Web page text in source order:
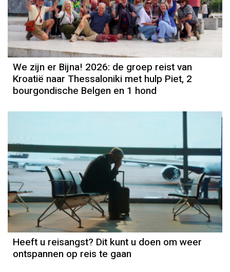
We zijn er Bijna! 2026: de groep reist van
Kroatië naar Thessaloniki met hulp Piet, 2
bourgondische Belgen en 1 hond
Heeft u reisangst? Dit kunt u doen om weer
ontspannen op reis te gaan